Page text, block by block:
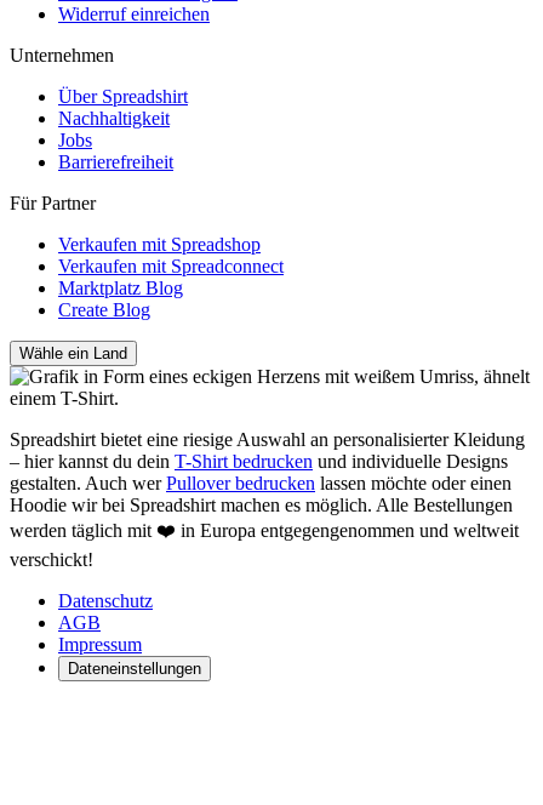
Widerruf einreichen
Unternehmen
Über Spreadshirt
Nachhaltigkeit
Jobs
Barrierefreiheit
Für Partner
Verkaufen mit Spreadshop
Verkaufen mit Spreadconnect
Marktplatz Blog
Create Blog
Wähle ein Land
Spreadshirt bietet eine riesige Auswahl an personalisierter Kleidung
– hier kannst du dein T-Shirt bedrucken und individuelle Designs
gestalten. Auch werPullover bedrucken lassen möchte oder einen
Hoodie wir bei Spreadshirt machen es möglich. Alle Bestellungen
werden täglich mit ❤️ in Europa entgegengenommen und weltweit
verschickt!
Datenschutz
AGB
Impressum
Dateneinstellungen